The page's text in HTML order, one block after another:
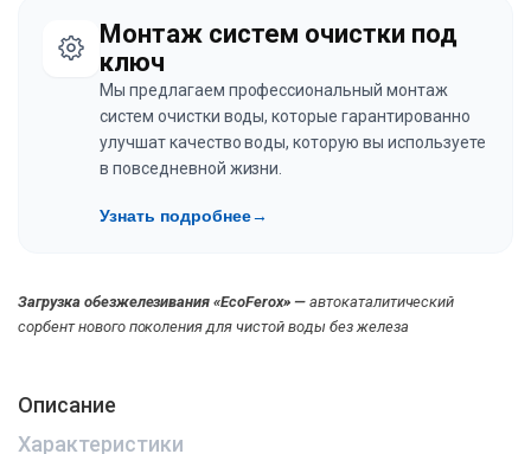
Монтаж систем очистки под
ключ
Мы предлагаем профессиональный монтаж
систем очистки воды, которые гарантированно
улучшат качество воды, которую вы используете
в повседневной жизни.
Узнать подробнее→
Загрузка обезжелезивания «EcoFerox» — автокаталитический
сорбент нового поколения для чистой воды без железа
Описание
Характеристики